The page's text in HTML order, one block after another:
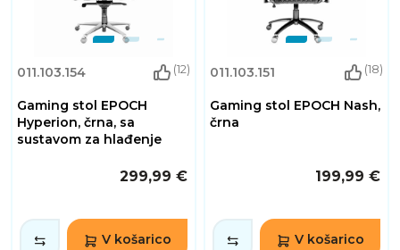
011.103.154 (12)
Gaming stol EPOCH
Hyperion, črna, sa
sustavom za hlađenje
299,99 €
V košarico
011.103.151 (18)
Gaming stol EPOCH Nash,
črna
199,99 €
V košarico